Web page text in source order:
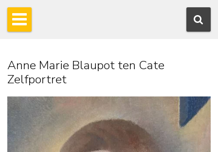
Anne Marie Blaupot ten Cate
Zelfportret